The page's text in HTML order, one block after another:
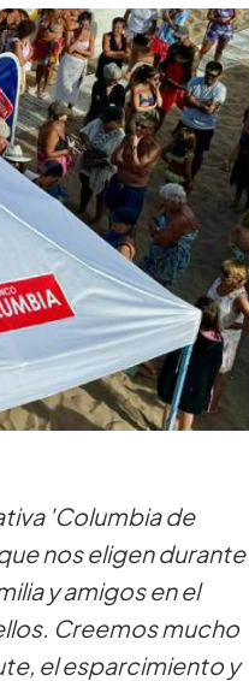
'Columbia de
nos eligen durante
y amigos en el
Creemos mucho
el esparcimiento y